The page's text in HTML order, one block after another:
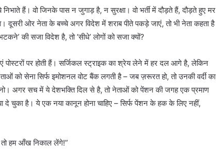
हैं। वो जिनके पास न जुगाड़ है, न सुरक्षा। वो भर्ती में दौड़ते हैं, दौड़ते हुए मर
दूसरी ओर नेता के बच्चे अगर विदेश में शराब पीते पकड़े जाएं, तो भी नेता कहता है
की सजा विदेश है, तो ‘सीधे’ लोगों को सजा क्यों?
पोस्टरों पर होती हैं। सर्जिकल स्ट्राइक का श्रेय लेने में हर दल आगे है, लेकिन
को सेना सिर्फ इमोशनल वोट बैंक लगती है – जब ज़रूरत हो, तो उनकी वर्दी का
अगर सच में ये देशभक्ति दिल से है, तो नेताओं को पेंशन की जगह एक प्रमाण
दे चुका है। ये एक नया कानून होना चाहिए – सिर्फ पेंशन के हक के लिए नहीं,
तो हम आँख निकाल लेंगे!”